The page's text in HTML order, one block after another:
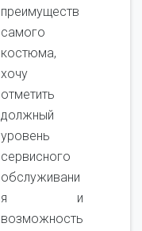
преимуществ
самого
костюма,
хочу
отметить
должный
уровень
сервисного
обслуживани
я и
возможность